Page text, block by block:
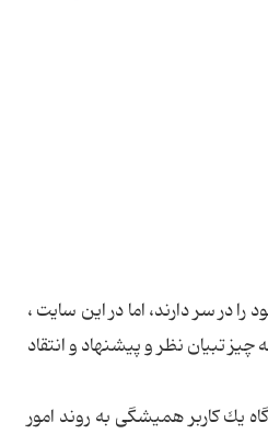
در سر دارند، اما در این سایت ،
تبیان نظر و پیشنهاد و انتقاد
یك كاربر همیشگی به روند امور